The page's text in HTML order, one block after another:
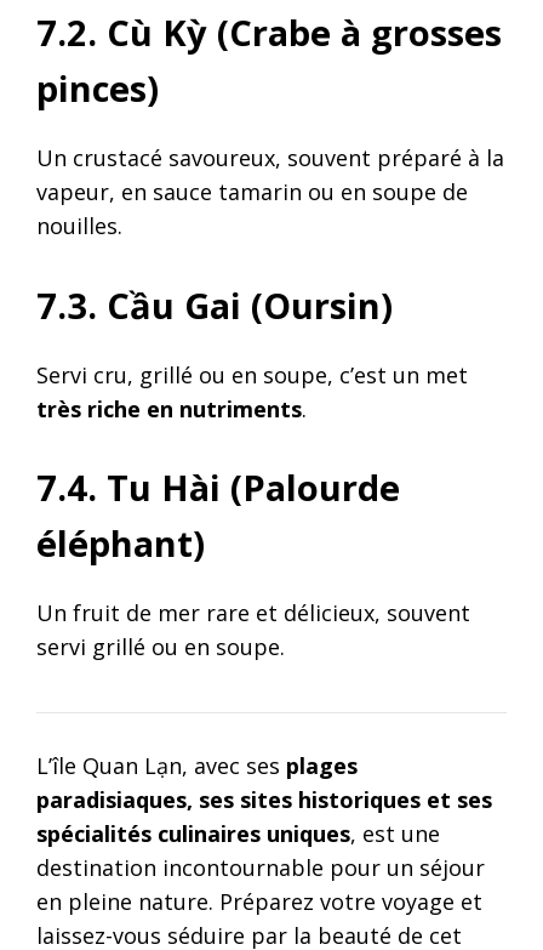
7.2. Cù Kỳ (Crabe à grosses
pinces)
Un crustacé savoureux, souvent préparé à la
vapeur, en sauce tamarin ou en soupe de
nouilles.
7.3. Cầu Gai (Oursin)
Servi cru, grillé ou en soupe, c’est un met
très riche en nutriments.
7.4. Tu Hài (Palourde
éléphant)
Un fruit de mer rare et délicieux, souvent
servi grillé ou en soupe.
L’île Quan Lạn, avec ses plages
paradisiaques, ses sites historiques et ses
spécialités culinaires uniques, est une
destination incontournable pour un séjour
en pleine nature. Préparez votre voyage et
laissez-vous séduire par la beauté de cet